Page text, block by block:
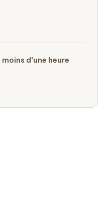
moins d'une heure